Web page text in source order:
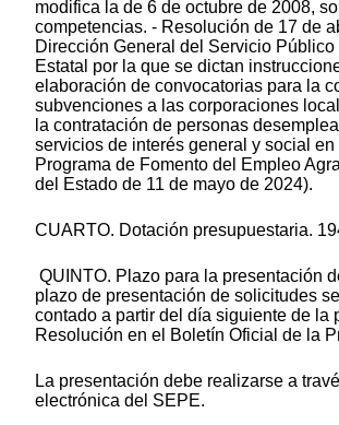
modifica la de 6 de octubre de 2008,
competencias. - Resolución de 17 de
Dirección General del Servicio
Estatal por la que se dictan
elaboración de convocatorias para la
subvenciones a las corporaciones
la contratación de personas
servicios de interés general y social en
Programa de Fomento del Empleo
del Estado de 11 de mayo de 2024).
CUARTO. Dotación presupuestaria.
QUINTO. Plazo para la presentación
plazo de presentación de solicitudes
contado a partir del día siguiente de la
Resolución en el Boletín Oficial de la
La presentación debe realizarse a
electrónica del SEPE.